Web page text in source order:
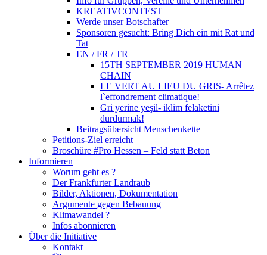
KREATIVCONTEST
Werde unser Botschafter
Sponsoren gesucht: Bring Dich ein mit Rat und
Tat
EN / FR / TR
15TH SEPTEMBER 2019 HUMAN
CHAIN
LE VERT AU LIEU DU GRIS- Arrêtez
l`effondrement climatique!
Gri yerine yeşil- iklim felaketini
durdurmak!
Beitragsübersicht Menschenkette
Petitions-Ziel erreicht
Broschüre #Pro Hessen – Feld statt Beton
Informieren
Worum geht es ?
Der Frankfurter Landraub
Bilder, Aktionen, Dokumentation
Argumente gegen Bebauung
Klimawandel ?
Infos abonnieren
Über die Initiative
Kontakt